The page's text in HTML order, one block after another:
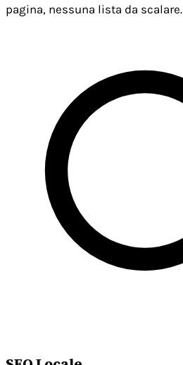
pagina, nessuna lista da scalare.